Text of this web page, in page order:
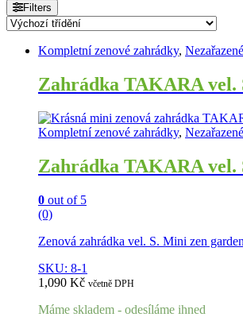
Filters
Kompletní zenové zahrádky, Nezařazené
Zahrádka TAKARA vel.
Kompletní zenové zahrádky, Nezařazené
Zahrádka TAKARA vel.
0 out of 5
(0)
Zenová zahrádka vel. S. Mini zen
SKU: 8-1
1,090 Kč včetně DPH
Máme skladem - odesíláme ihned